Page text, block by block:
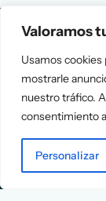
Valoramos
Usamos cookies
mostrarle
nuestro tráfico.
consentimiento
Personalizar
Asociación